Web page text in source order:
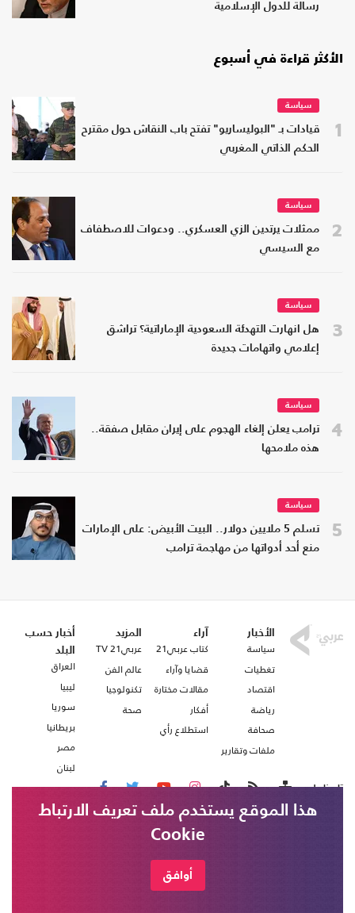
رسالة للدول الإسلامية
الأكثر قراءة في أسبوع
1
سياسة
قيادات بـ "البوليساريو" تفتح باب النقاش حول مقترح
الحكم الذاتي المغربي
2
سياسة
ممثلات يرتدين الزي العسكري.. ودعوات للاصطفاف
مع السيسي
3
سياسة
هل انهارت التهدئة السعودية الإماراتية؟ تراشق
إعلامي واتهامات جديدة
4
سياسة
ترامب يعلن إلغاء الهجوم على إيران مقابل صفقة..
هذه ملامحها
5
سياسة
تسلم 5 ملايين دولار.. البيت الأبيض: على الإمارات
منع أحد أدواتها من مهاجمة ترامب
الأخبار
سياسة
تغطيات
اقتصاد
رياضة
صحافة
ملفات وتقارير
آراء
كتاب عربي21
قضايا وآراء
مقالات مختارة
أفكار
استطلاع رأي
المزيد
عربي21 TV
عالم الفن
تكنولوجيا
صحة
أخبار حسب
البلد
العراق
ليبيا
سوريا
بريطانيا
مصر
لبنان
تابعنا على
هذا الموقع يستخدم ملف تعريف الارتباط
Cookie
أوافق